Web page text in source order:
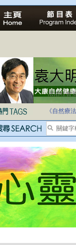
法治社會
自家教育
《自然療